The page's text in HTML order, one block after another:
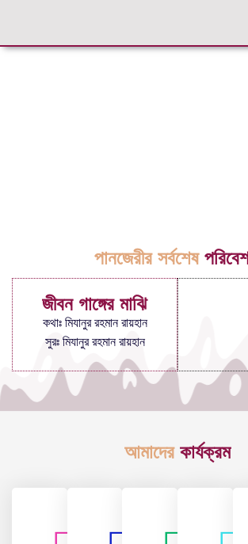
পানজেরীর সর্বশেষ
জীবন গাঙ্গের মাঝি
কথাঃ মিযানুর রহমান রায়হান
সুরঃ মিযানুর রহমান রায়হান
আমাদের কার্যক্রম